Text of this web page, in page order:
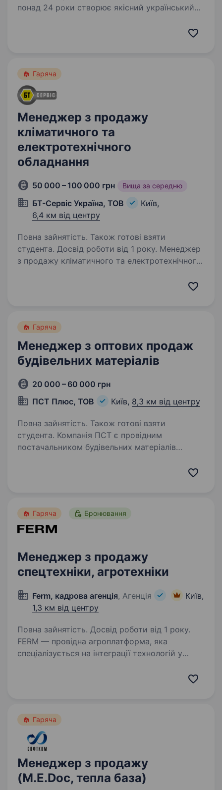
понад 24 роки створює якісний український
меблів. Ми не просто продаємо матеріали —
Гаряча
Менеджер з продажу
кліматичного та
електротехнічного
обладнання
50 000 – 100 000 грн Вища за середню
БТ-Сервіс Україна, ТОВ
Київ,
6,4 км від центру
Повна зайнятість. Також готові взяти
студента. Досвід роботи від 1 року. Менеджер
з продажу кліматичного та електротехнічного
Гаряча
Менеджер з оптових продаж
будівельних матеріалів
20 000 – 60 000 грн
ПСТ Плюс, ТОВ
Київ, 8,3 км від центру
Повна зайнятість. Також готові взяти
студента. Компанія ПСТ є провідним
постачальником будівельних матеріалів
Гаряча Бронювання
Менеджер з продажу
спецтехніки, агротехніки
Ferm, кадрова агенція, Агенція
Київ,
1,3 км від центру
Повна зайнятість. Досвід роботи від 1 року.
FERM — провідна агроплатформа, яка
спеціалізується на інтеграції технологій у
Гаряча
Менеджер з продажу
(M.E.Doc, тепла база)